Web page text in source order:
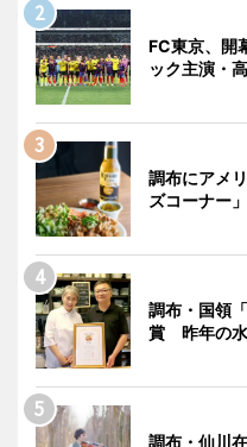
FC東京、開
ック主演・
調布にアメ
ズコーナー
調布・国領
賞 昨年の水
調布・仙川